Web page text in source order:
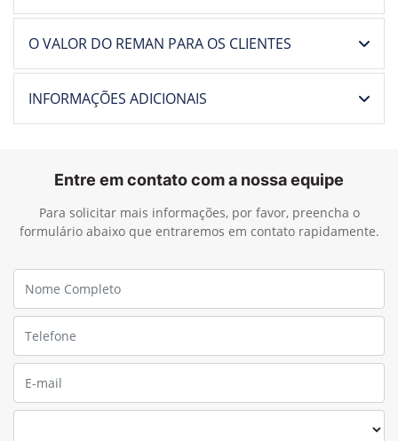
O VALOR DO REMAN PARA OS CLIENTES
INFORMAÇÕES ADICIONAIS
Entre em contato com a nossa equipe
Para solicitar mais informações, por favor, preencha o
formulário abaixo que entraremos em contato rapidamente.